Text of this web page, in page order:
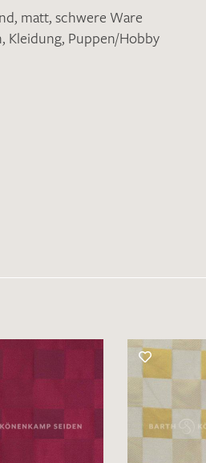
nicht funktionstüchtig. Bitte
an
info@barth-seiden.de
, matt, schwere Ware
, Kleidung, Puppen/Hobby